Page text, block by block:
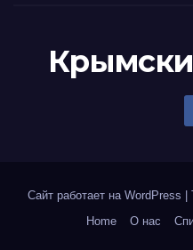
Сайт работает на WordPress
Home
О нас